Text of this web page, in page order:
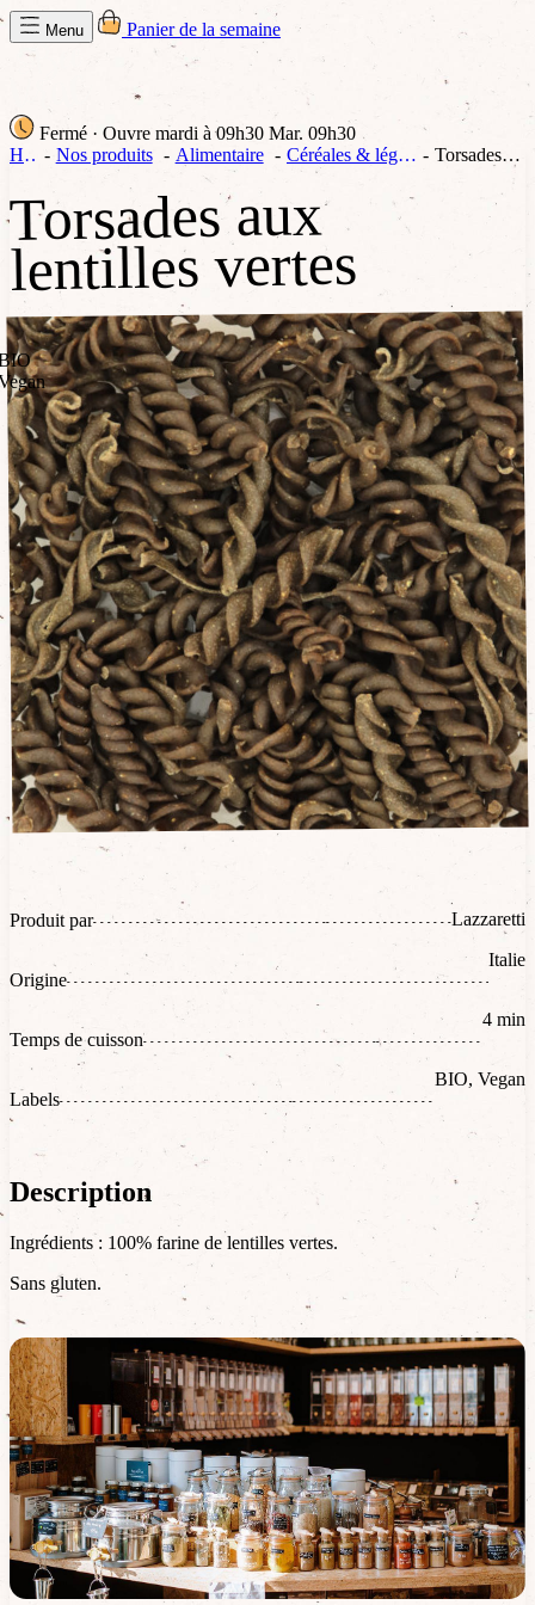
Menu Panier de la semaine
Fermé · Ouvre mardi à 09h30 Mar. 09h30
Home Nos produits Alimentaire Céréales & légumineuses Torsades aux lentilles vertes
Torsades aux
lentilles vertes
Produit par Lazzaretti
Origine
Italie
Temps de cuisson
4 min
Labels
BIO, Vegan
Description
Ingrédients : 100% farine de lentilles vertes.
Sans gluten.